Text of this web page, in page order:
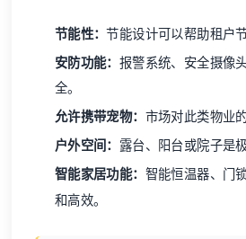
节能性：节能设计可以帮助租户
安防功能： 报警系统、安全摄像
全。
允许携带宠物： 市场对此类物业
户外空间： 露台、阳台或院子是
智能家居功能： 智能恒温器、门
和高效。